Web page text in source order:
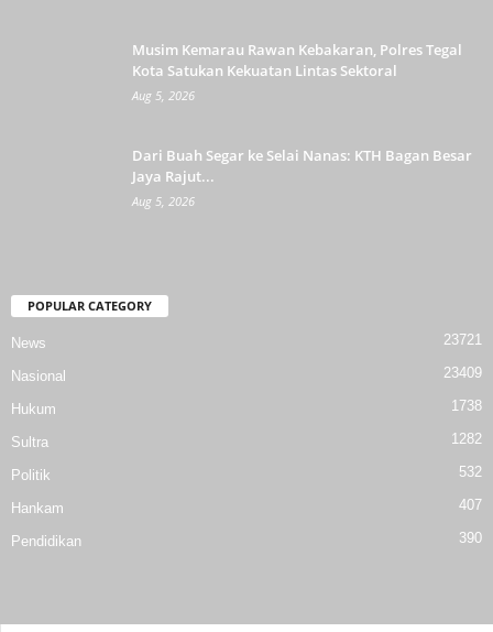
Musim Kemarau Rawan Kebakaran, Polres Tegal
Kota Satukan Kekuatan Lintas Sektoral
Aug 5, 2026
Dari Buah Segar ke Selai Nanas: KTH Bagan Besar
Jaya Rajut...
Aug 5, 2026
POPULAR CATEGORY
News 23721
Nasional 23409
Hukum 1738
Sultra 1282
Politik 532
Hankam 407
Pendidikan 390